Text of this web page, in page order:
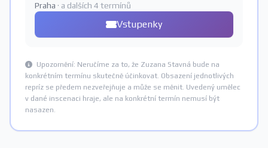
Praha · a dalších 4 termínů
Vstupenky
Upozornění: Neručíme za to, že Zuzana Stavná bude na
konkrétním termínu skutečně účinkovat. Obsazení jednotlivých
repríz se předem nezveřejňuje a může se měnit. Uvedený umělec
v dané inscenaci hraje, ale na konkrétní termín nemusí být
nasazen.